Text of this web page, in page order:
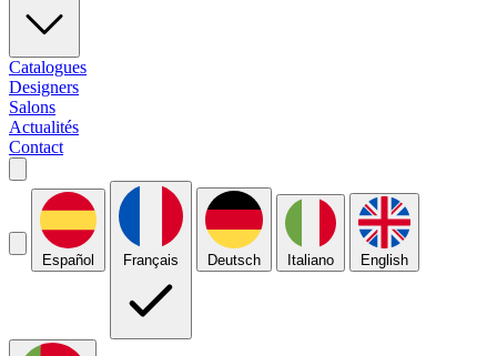
Catalogues
Designers
Salons
Actualités
Contact
Español Français Deutsch Italiano English